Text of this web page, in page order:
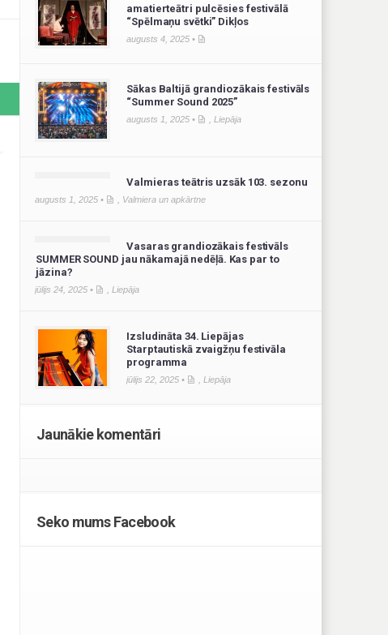
amatierteātri pulcēsies festivālā
“Spēlmaņu svētki” Dikļos
augusts 4, 2025 •
Sākas Baltijā grandiozākais festivāls
“Summer Sound 2025”
augusts 1, 2025 • ,Liepāja
Valmieras teātris uzsāk 103. sezonu
augusts 1, 2025 • Valmiera un apkārtne
Vasaras grandiozākais festivāls
SUMMER SOUND jau nākamajā nedēļā. Kas par to
jāzina?
jūlijs 24, 2025 • ,Liepāja
Izsludināta 34. Liepājas
Starptautiskā zvaigžņu festivāla
programma
jūlijs 22, 2025 • ,Liepāja
Jaunākie komentāri
Seko mums Facebook